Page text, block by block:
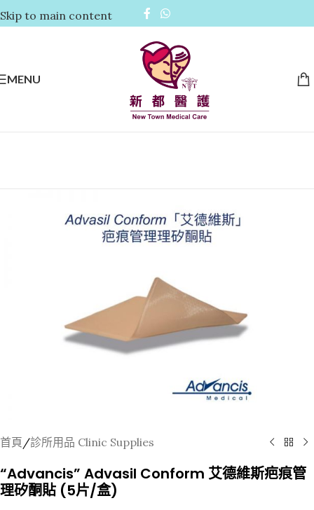
Skip to main content
MENU
首頁 /診所用品 Clinic Supplies
“Advancis” Advasil Conform 艾德維斯疤痕管
理矽酮貼 (5片/盒)